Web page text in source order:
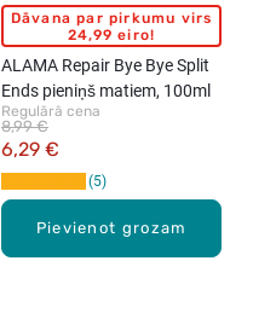
Pievienot grozam
Dāvana par pirkumu virs
24,99 eiro!
ALAMA Repair Bye Bye Split
Ends pieniņš matiem, 100ml
Regulārā cena
6,29 €
8,99 €
5